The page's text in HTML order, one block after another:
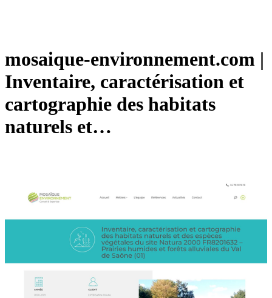
mosaique-environnement.com |
Inventaire, caractérisation et
cartographie des habitats
naturels et…